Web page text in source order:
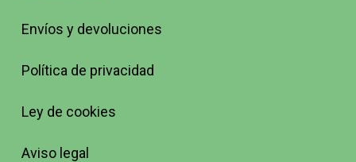
Envíos y devoluciones
Política de privacidad
Ley de cookies
Aviso legal